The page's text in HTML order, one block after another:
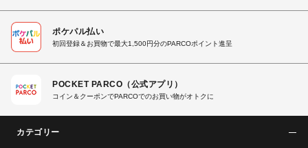
ポケパル払い
初回登録＆お買物で最大1,500円分のPARCOポイント進呈
POCKET PARCO（公式アプリ）
コイン＆クーポンでPARCOでのお買い物がオトクに
カテゴリー